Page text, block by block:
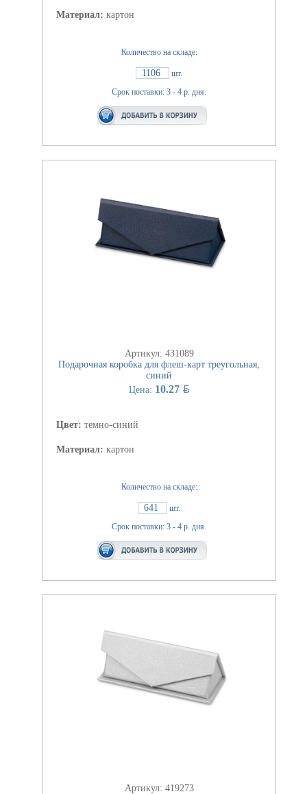
Материал: картон
Количество на складе:
1106
шт.
Срок поставки: 3 - 4 р. дня.
Артикул: 431089
Подарочная коробка для флеш-карт треугольная,
синий
Цена: 10.27 BYN
Цвет: темно-синий
Материал: картон
Количество на складе:
641
шт.
Срок поставки: 3 - 4 р. дня.
Артикул: 419273